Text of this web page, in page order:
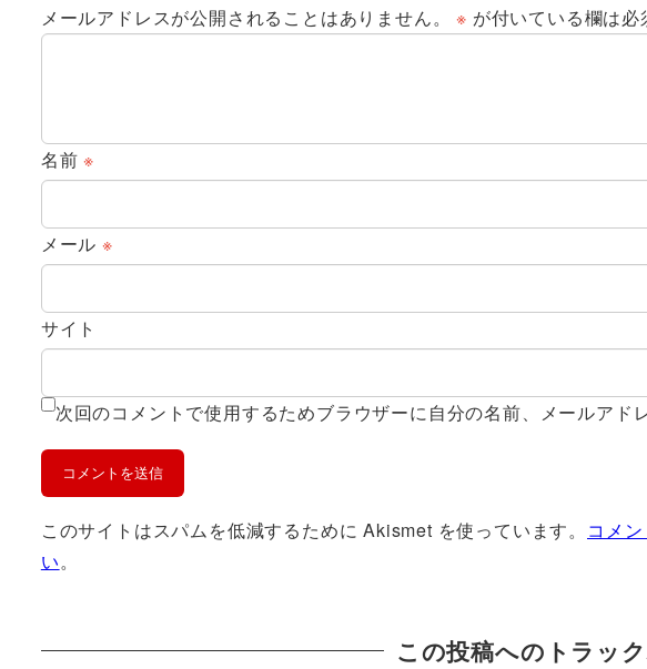
メールアドレスが公開されることはありません。 ※ が付いている欄は必
名前※
メール ※
サイト
次回のコメントで使用するためブラウザーに自分の名前、メールアド
このサイトはスパムを低減するために Akismet を使っています。 コメ
い。
この投稿へのトラッ